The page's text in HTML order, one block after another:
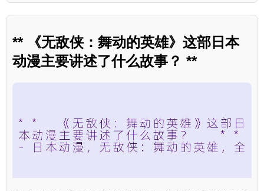
** 《无敌侠：舞动的英雄》这部日本
动漫主要讲述了什么故事？ **